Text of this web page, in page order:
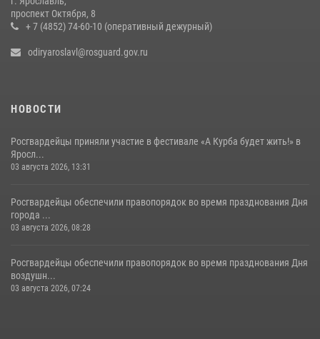
Росгвардейцы обеспечили правопорядок во время крестного хода
в Ярославской области
проспект Октября, 8
+ 7 (4852) 74-60-10 (оперативный дежурный)
odiryaroslavl@rosguard.gov.ru
НОВОСТИ
Росгвардейцы приняли участие в фестивале «А Курба будет жить!» в
Яросл...
03 августа 2026, 13:31
Росгвардейцы обеспечили правопорядок во время празднования Дня
города ...
03 августа 2026, 08:28
Росгвардейцы обеспечили правопорядок во время празднования Дня
воздушн...
03 августа 2026, 07:24